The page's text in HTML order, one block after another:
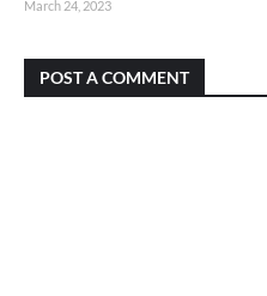
March 24, 2023
POST A COMMENT